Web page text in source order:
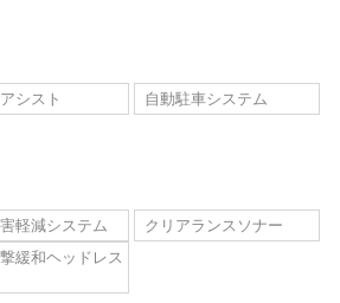
シスト
自動駐車システム
軽減システム
クリアランスソナー
緩和ヘッドレス